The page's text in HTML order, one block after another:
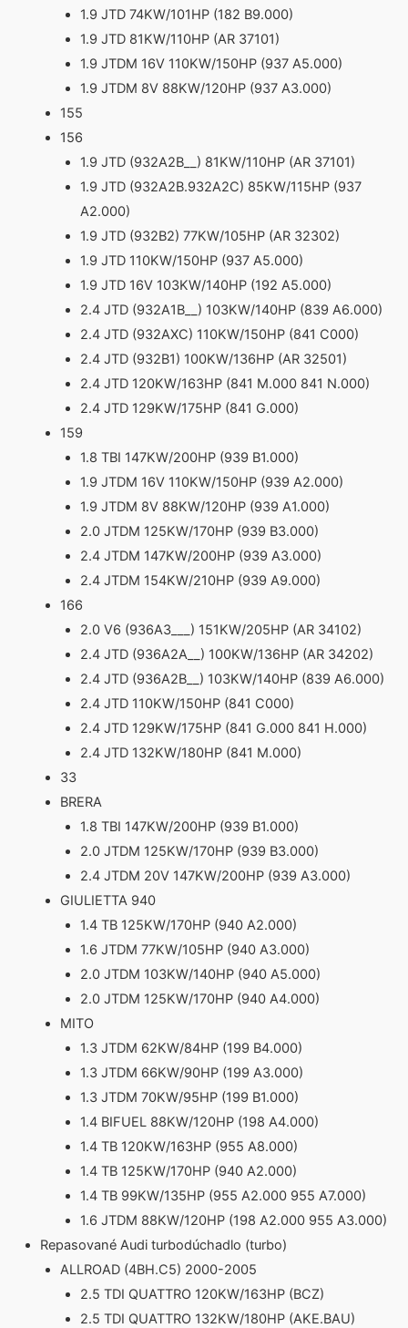
1.9 JTD 74KW/101HP (182 B9.000)
1.9 JTD 81KW/110HP (AR 37101)
1.9 JTDM 16V 110KW/150HP (937 A5.000)
1.9 JTDM 8V 88KW/120HP (937 A3.000)
155
156
1.9 JTD (932A2B__) 81KW/110HP (AR 37101)
1.9 JTD (932A2B.932A2C) 85KW/115HP (937
A2.000)
1.9 JTD (932B2) 77KW/105HP (AR 32302)
1.9 JTD 110KW/150HP (937 A5.000)
1.9 JTD 16V 103KW/140HP (192 A5.000)
2.4 JTD (932A1B__) 103KW/140HP (839 A6.000)
2.4 JTD (932AXC) 110KW/150HP (841 C000)
2.4 JTD (932B1) 100KW/136HP (AR 32501)
2.4 JTD 120KW/163HP (841 M.000 841 N.000)
2.4 JTD 129KW/175HP (841 G.000)
159
1.8 TBI 147KW/200HP (939 B1.000)
1.9 JTDM 16V 110KW/150HP (939 A2.000)
1.9 JTDM 8V 88KW/120HP (939 A1.000)
2.0 JTDM 125KW/170HP (939 B3.000)
2.4 JTDM 147KW/200HP (939 A3.000)
2.4 JTDM 154KW/210HP (939 A9.000)
166
2.0 V6 (936A3___) 151KW/205HP (AR 34102)
2.4 JTD (936A2A__) 100KW/136HP (AR 34202)
2.4 JTD (936A2B__) 103KW/140HP (839 A6.000)
2.4 JTD 110KW/150HP (841 C000)
2.4 JTD 129KW/175HP (841 G.000 841 H.000)
2.4 JTD 132KW/180HP (841 M.000)
33
BRERA
1.8 TBI 147KW/200HP (939 B1.000)
2.0 JTDM 125KW/170HP (939 B3.000)
2.4 JTDM 20V 147KW/200HP (939 A3.000)
GIULIETTA 940
1.4 TB 125KW/170HP (940 A2.000)
1.6 JTDM 77KW/105HP (940 A3.000)
2.0 JTDM 103KW/140HP (940 A5.000)
2.0 JTDM 125KW/170HP (940 A4.000)
MITO
1.3 JTDM 62KW/84HP (199 B4.000)
1.3 JTDM 66KW/90HP (199 A3.000)
1.3 JTDM 70KW/95HP (199 B1.000)
1.4 BIFUEL 88KW/120HP (198 A4.000)
1.4 TB 120KW/163HP (955 A8.000)
1.4 TB 125KW/170HP (940 A2.000)
1.4 TB 99KW/135HP (955 A2.000 955 A7.000)
1.6 JTDM 88KW/120HP (198 A2.000 955 A3.000)
Repasované Audi turbodúchadlo (turbo)
ALLROAD (4BH.C5) 2000-2005
2.5 TDI QUATTRO 120KW/163HP (BCZ)
2.5 TDI QUATTRO 132KW/180HP (AKE.BAU)